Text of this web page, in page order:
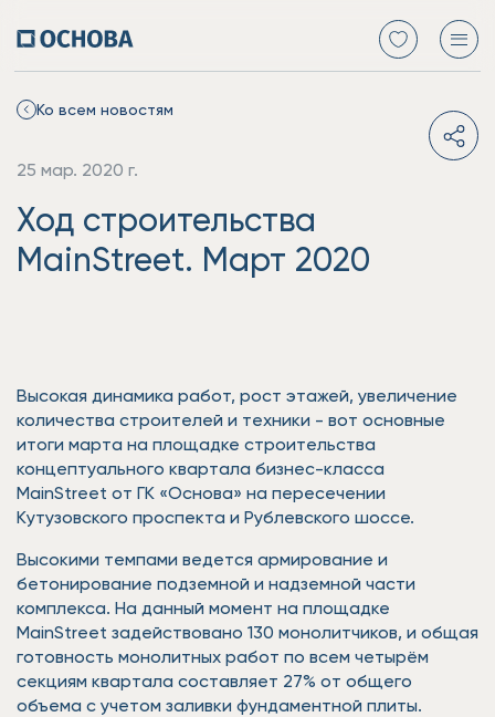
Ко всем новостям
25 мар. 2020 г.
Ход строительства
MainStreet. Март 2020
Высокая динамика работ, рост этажей, увеличение
количества строителей и техники - вот основные
итоги марта на площадке строительства
концептуального квартала бизнес-класса
MainStreet от ГК «Основа» на пересечении
Кутузовского проспекта и Рублевского шоссе.
Высокими темпами ведется армирование и
бетонирование подземной и надземной части
комплекса. На данный момент на площадке
MainStreet задействовано 130 монолитчиков, и общая
готовность монолитных работ по всем четырём
секциям квартала составляет 27% от общего
объема с учетом заливки фундаментной плиты.